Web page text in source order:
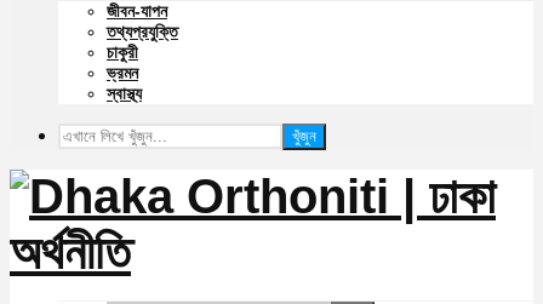
জীবন-যাপন
তথ্যপ্রযুক্তি
চাকুরী
ভ্রমন
স্বাস্থ্য
খুঁজুন